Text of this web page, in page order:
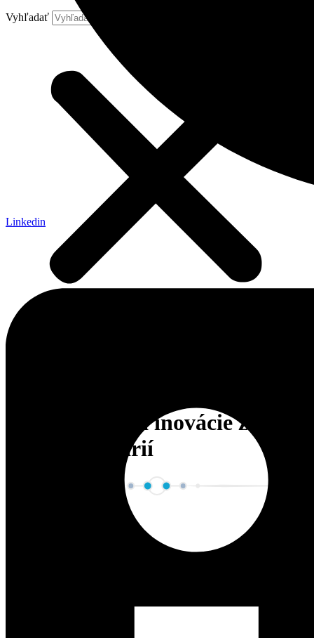
Vyhľadať
Linkedin
2026: Trendy a inovácie zo
sveta planetárií